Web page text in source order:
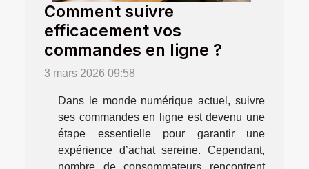
Comment suivre
efficacement vos
commandes en ligne ?
3 mars 2026 09:58
Dans le monde numérique actuel, suivre
ses commandes en ligne est devenu une
étape essentielle pour garantir une
expérience d’achat sereine. Cependant,
nombre de consommateurs rencontrent